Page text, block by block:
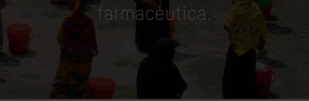
farmacéutica.